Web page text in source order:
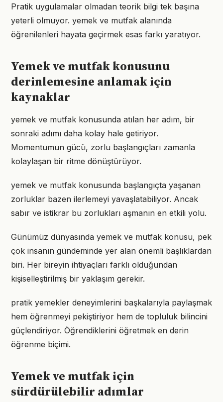
Pratik uygulamalar olmadan teorik bilgi tek başına
yeterli olmuyor. yemek ve mutfak alanında
öğrenilenleri hayata geçirmek esas farkı yaratıyor.
Yemek ve mutfak konusunu
derinlemesine anlamak için
kaynaklar
yemek ve mutfak konusunda atılan her adım, bir
sonraki adımı daha kolay hale getiriyor.
Momentumun gücü, zorlu başlangıçları zamanla
kolaylaşan bir ritme dönüştürüyor.
yemek ve mutfak konusunda başlangıçta yaşanan
zorluklar bazen ilerlemeyi yavaşlatabiliyor. Ancak
sabır ve istikrar bu zorlukları aşmanın en etkili yolu.
Günümüz dünyasında yemek ve mutfak konusu, pek
çok insanın gündeminde yer alan önemli başlıklardan
biri. Her bireyin ihtiyaçları farklı olduğundan
kişiselleştirilmiş bir yaklaşım gerekir.
pratik yemekler deneyimlerini başkalarıyla paylaşmak
hem öğrenmeyi pekiştiriyor hem de topluluk bilincini
güçlendiriyor. Öğrendiklerini öğretmek en derin
öğrenme biçimi.
Yemek ve mutfak için
sürdürülebilir adımlar